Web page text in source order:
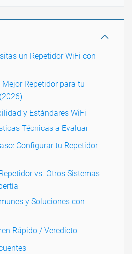
un Repetidor WiFi con
Mejor Repetidor para tu
y Estándares WiFi
Técnicas a Evaluar
Configurar tu Repetidor
vs. Otros Sistemas
y Soluciones con
Rápido / Veredicto